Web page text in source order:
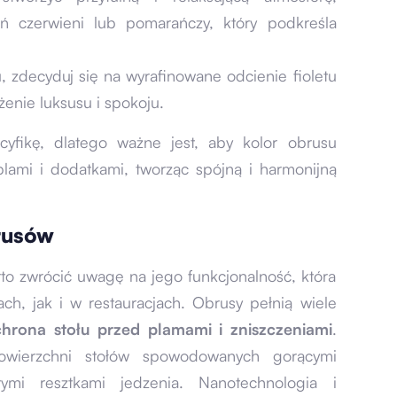
czerwieni lub pomarańczy, który podkreśla
zdecyduj się na wyrafinowane odcienie fioletu
luksusu i spokoju.
dlatego ważne jest, aby kolor obrusu
i dodatkami, tworząc spójną i harmonijną
zwrócić uwagę na jego funkcjonalność, która
jak i w restauracjach. Obrusy pełnią wiele
stołu przed plamami i zniszczeniami.
stołów spowodowanych gorącymi
resztkami jedzenia. Nanotechnologia i